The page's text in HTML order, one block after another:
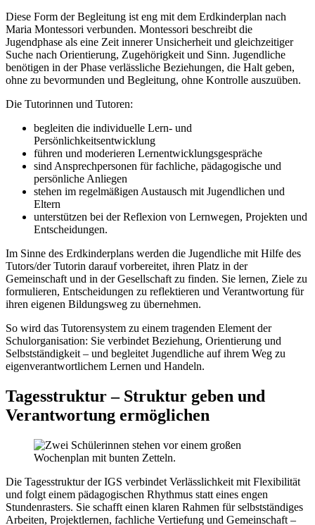
Diese Form der Begleitung ist eng mit dem Erdkinderplan nach
Maria Montessori verbunden. Montessori beschreibt die
Jugendphase als eine Zeit innerer Unsicherheit und gleichzeitiger
Suche nach Orientierung, Zugehörigkeit und Sinn. Jugendliche
benötigen in der Phase verlässliche Beziehungen, die Halt geben,
ohne zu bevormunden und Begleitung, ohne Kontrolle auszuüben.
Die Tutorinnen und Tutoren:
begleiten die individuelle Lern- und
Persönlichkeitsentwicklung
führen und moderieren Lernentwicklungsgespräche
sind Ansprechpersonen für fachliche, pädagogische und
persönliche Anliegen
stehen im regelmäßigen Austausch mit Jugendlichen und
Eltern
unterstützen bei der Reflexion von Lernwegen, Projekten und
Entscheidungen.
Im Sinne des Erdkinderplans werden die Jugendliche mit Hilfe des
Tutors/der Tutorin darauf vorbereitet, ihren Platz in der
Gemeinschaft und in der Gesellschaft zu finden. Sie lernen, Ziele zu
formulieren, Entscheidungen zu reflektieren und Verantwortung für
ihren eigenen Bildungsweg zu übernehmen.
So wird das Tutorensystem zu einem tragenden Element der
Schulorganisation: Sie verbindet Beziehung, Orientierung und
Selbstständigkeit – und begleitet Jugendliche auf ihrem Weg zu
eigenverantwortlichem Lernen und Handeln.
Tagesstruktur – Struktur geben und
Verantwortung ermöglichen
Die Tagesstruktur der IGS verbindet Verlässlichkeit mit Flexibilität
und folgt einem pädagogischen Rhythmus statt eines engen
Stundenrasters. Sie schafft einen klaren Rahmen für selbstständiges
Arbeiten, Projektlernen, fachliche Vertiefung und Gemeinschaft –